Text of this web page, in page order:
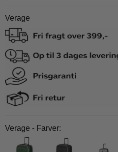
Verage
Verage - Farver: